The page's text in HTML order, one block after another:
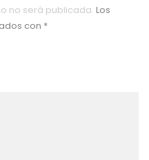
no será publicada. Los
con *